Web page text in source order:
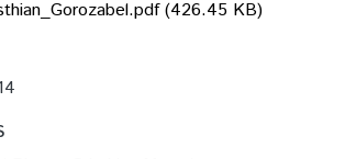
(426.45 KB)